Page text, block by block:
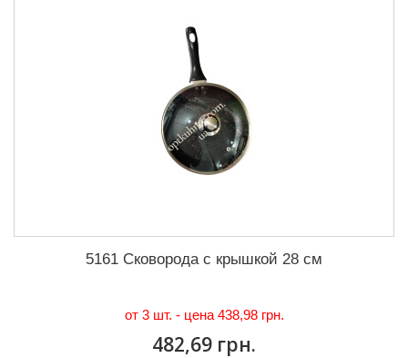
5161 Сковорода с крышкой 28 см
от 3 шт. - цена 438,98 грн.
482,69 грн.